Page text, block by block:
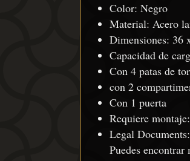
Color: Negro
Material: Acero
Dimensiones: 36
Capacidad de
Con 4 patas de
con 2
Con 1 puerta
Requiere
Legal Documents:
Puedes